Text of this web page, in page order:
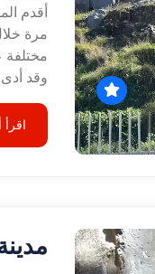
أقدم
مرة
مختلفة
وقد
اقرأ